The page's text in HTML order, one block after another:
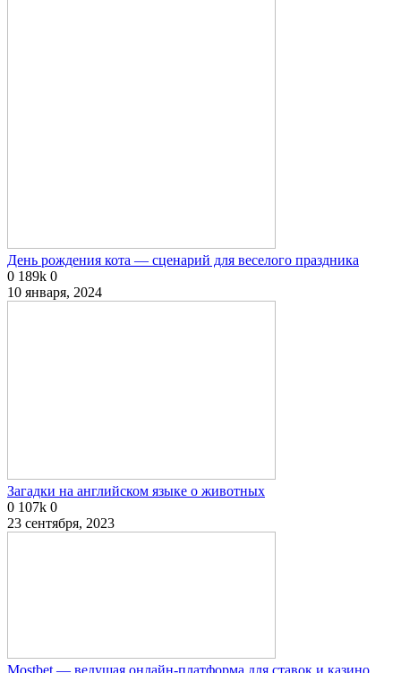
День рождения кота — сценарий для веселого праздника
0 189k 0
10 января, 2024
Загадки на английском языке о животных
0 107k 0
23 сентября, 2023
Mostbet — ведущая онлайн-платформа для ставок и казино